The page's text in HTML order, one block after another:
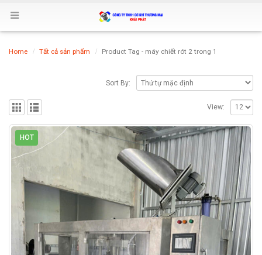
Home Tất cả sản phẩm Product Tag - máy chiết rót 2 trong 1
Sort By:
View:
HOT